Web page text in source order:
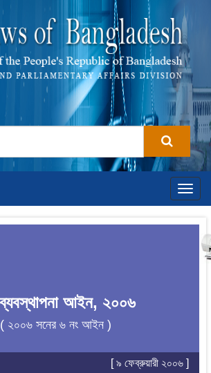
আইন, ২০০৬
( ২০০৬ সনের ৬ নং আইন )
[ ৯ ফেব্রুয়ারী ২০০৬ ]